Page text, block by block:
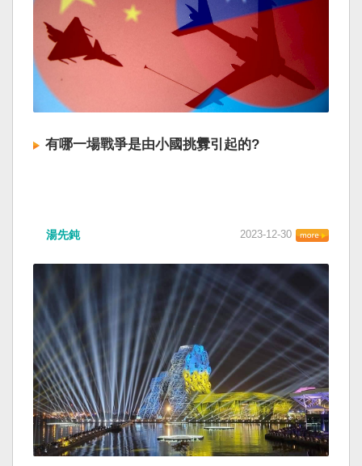
有哪一場戰爭是由小國挑釁引起的?
湯先鈍 2023-12-30